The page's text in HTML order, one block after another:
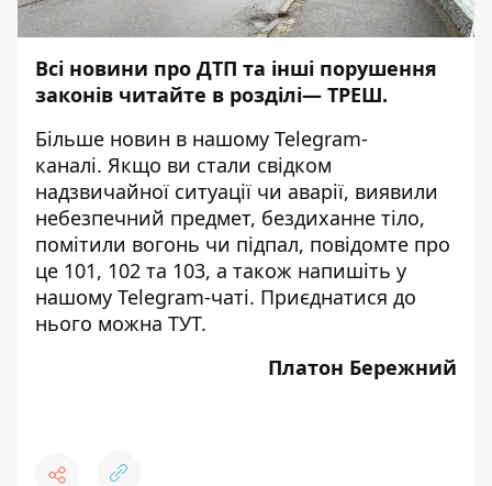
Всі новини про ДТП та інші порушення
законів читайте в розділі— ТРЕШ.
Більше новин в нашому Telegram-
каналі. Якщо ви стали свідком
надзвичайної ситуації чи аварії, виявили
небезпечний предмет, бездиханне тіло,
помітили вогонь чи підпал, повідомте про
це 101, 102 та 103, а також напишіть у
нашому Telegram-чаті. Приєднатися до
нього можна ТУТ.
Платон Бережний